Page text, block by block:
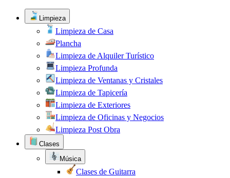
Limpieza
Limpieza de Casa
Plancha
Limpieza de Alquiler Turístico
Limpieza Profunda
Limpieza de Ventanas y Cristales
Limpieza de Tapicería
Limpieza de Exteriores
Limpieza de Oficinas y Negocios
Limpieza Post Obra
Clases
Música
Clases de Guitarra